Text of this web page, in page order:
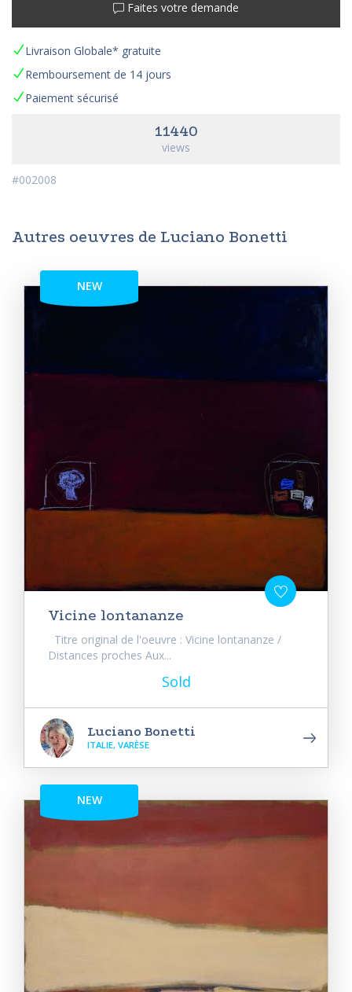
Faites votre demande
Livraison Globale* gratuite
Remboursement de 14 jours
Paiement sécurisé
11440
views
#002008
Autres oeuvres de Luciano Bonetti
NEW
Vicine lontananze
Titre original de l'oeuvre : Vicine lontananze /
Distances proches Aux...
Sold
Luciano Bonetti
ITALIE, VARÈSE
NEW